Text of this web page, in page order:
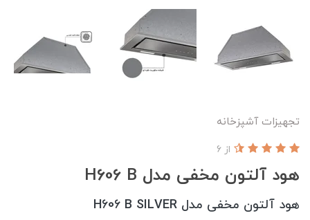
تجهیزات آشپزخانه
هود آلتون مخفی مدل H606 B
از 6
هود آلتون مخفی مدل H606 B SILVER